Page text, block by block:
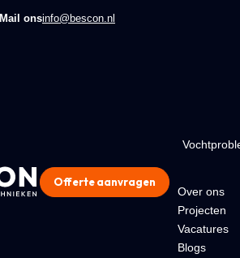
Mail onsinfo@bescon.nl
Over ons
Projecten
Vacatures
Blogs
Offerte aanvragen